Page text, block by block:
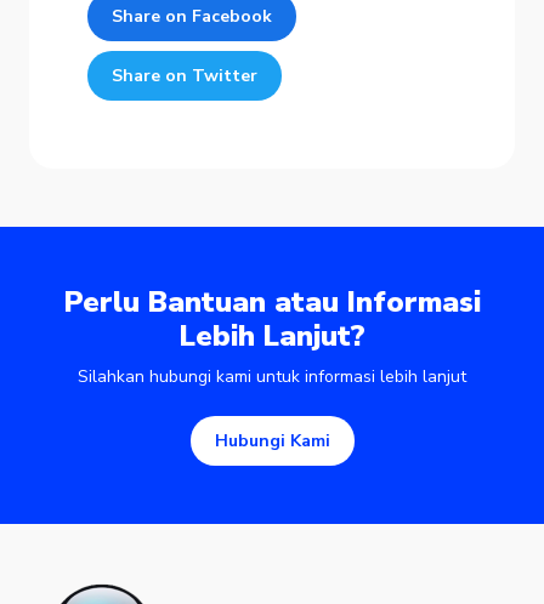
Share on Facebook
Share on Twitter
Perlu Bantuan atau Informasi
Lebih Lanjut?
Silahkan hubungi kami untuk informasi lebih lanjut
Hubungi Kami